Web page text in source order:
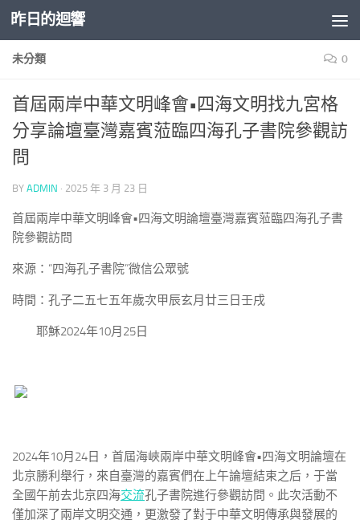
Skip to content
昨日的迴響
未分類 0
首屆兩岸中華文明峰會•四海文明找九宮格
分享論壇臺灣嘉賓蒞臨四海孔子書院參觀訪
問
BY ADMIN · 2025 年 3 月 23 日
首屆兩岸中華文明峰會•四海文明論壇臺灣嘉賓蒞臨四海孔子書
院參觀訪問
來源：“四海孔子書院”微信公眾號
時間：孔子二五七五年歲次甲辰玄月廿三日壬戌
耶穌2024年10月25日
2024年10月24日，首屆海峽兩岸中華文明峰會•四海文明論壇在
北京勝利舉行，來自臺灣的嘉賓們在上午論壇結束之后，于當
全國午前去北京四海交流孔子書院進行參觀訪問。此次活動不
僅加深了兩岸文明交通，更激發了對于中華文明傳承與發展的